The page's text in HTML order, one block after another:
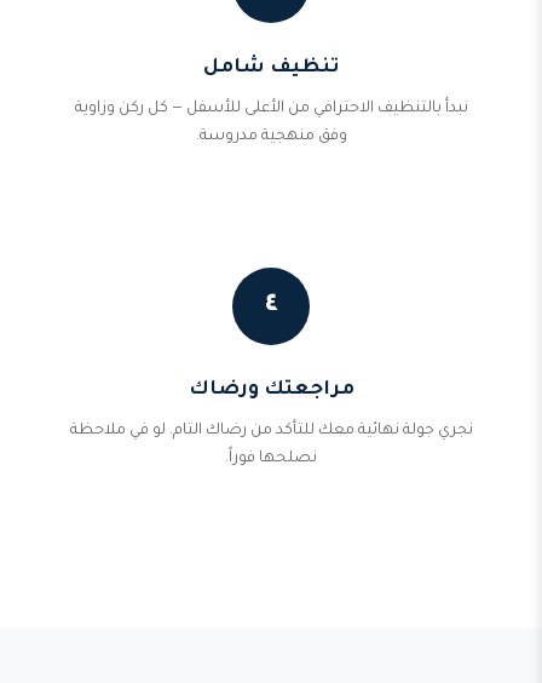
تنظيف شامل
نبدأ بالتنظيف الاحترافي من الأعلى للأسفل — كل ركن وزاوية
وفق منهجية مدروسة.
٤
مراجعتك ورضاك
نجري جولة نهائية معك للتأكد من رضاك التام. لو في ملاحظة
نصلحها فوراً.